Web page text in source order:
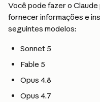
Você pode fazer o
fornecer informações e
seguintes modelos:
Sonnet 5
Fable 5
Opus 4.8
Opus 4.7